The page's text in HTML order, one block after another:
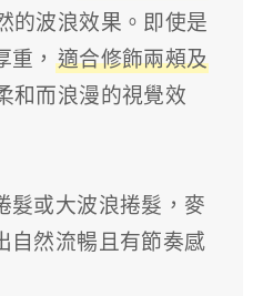
的波浪效果。即使是
， 適合修飾兩頰及
和而浪漫的視覺效
髮或大波浪捲髮，麥
自然流暢且有節奏感